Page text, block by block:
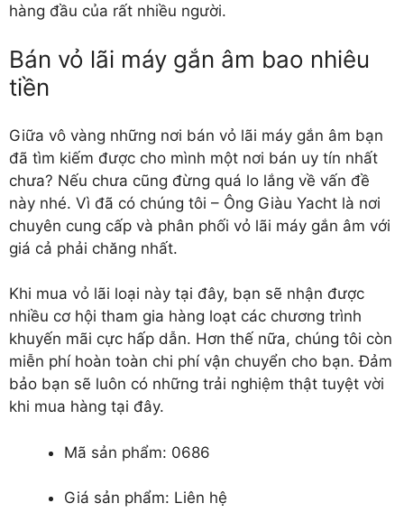
hàng đầu của rất nhiều người.
Bán vỏ lãi máy gắn âm bao nhiêu
tiền
Giữa vô vàng những nơi bán vỏ lãi máy gắn âm bạn
đã tìm kiếm được cho mình một nơi bán uy tín nhất
chưa? Nếu chưa cũng đừng quá lo lắng về vấn đề
này nhé. Vì đã có chúng tôi – Ông Giàu Yacht là nơi
chuyên cung cấp và phân phối vỏ lãi máy gắn âm với
giá cả phải chăng nhất.
Khi mua vỏ lãi loại này tại đây, bạn sẽ nhận được
nhiều cơ hội tham gia hàng loạt các chương trình
khuyến mãi cực hấp dẫn. Hơn thế nữa, chúng tôi còn
miễn phí hoàn toàn chi phí vận chuyển cho bạn. Đảm
bảo bạn sẽ luôn có những trải nghiệm thật tuyệt vời
khi mua hàng tại đây.
Mã sản phẩm: 0686
Giá sản phẩm: Liên hệ